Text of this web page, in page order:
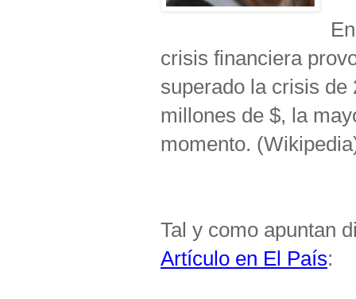
crisis financiera
superado la crisis de
millones de $, la
momento.
Tal y como apuntan
Artículo en El País: